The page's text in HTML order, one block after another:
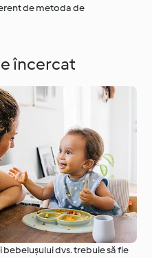
de metoda de
încercat
dvs. trebuie să fie